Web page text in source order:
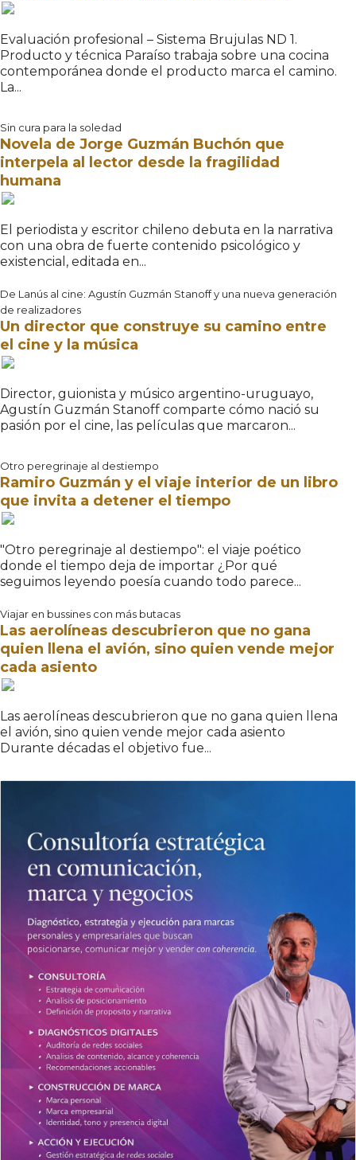
Evaluación profesional – Sistema Brujulas ND 1.
Producto y técnica Paraíso trabaja sobre una cocina
contemporánea donde el producto marca el camino.
La...
Sin cura para la soledad
Novela de Jorge Guzmán Buchón que
interpela al lector desde la fragilidad
humana
El periodista y escritor chileno debuta en la narrativa
con una obra de fuerte contenido psicológico y
existencial, editada en...
De Lanús al cine: Agustín Guzmán Stanoff y una nueva generación
de realizadores
Un director que construye su camino entre
el cine y la música
Director, guionista y músico argentino-uruguayo,
Agustín Guzmán Stanoff comparte cómo nació su
pasión por el cine, las películas que marcaron...
Otro peregrinaje al destiempo
Ramiro Guzmán y el viaje interior de un libro
que invita a detener el tiempo
"Otro peregrinaje al destiempo": el viaje poético
donde el tiempo deja de importar ¿Por qué
seguimos leyendo poesía cuando todo parece...
Viajar en bussines con más butacas
Las aerolíneas descubrieron que no gana
quien llena el avión, sino quien vende mejor
cada asiento
Las aerolíneas descubrieron que no gana quien llena
el avión, sino quien vende mejor cada asiento
Durante décadas el objetivo fue...